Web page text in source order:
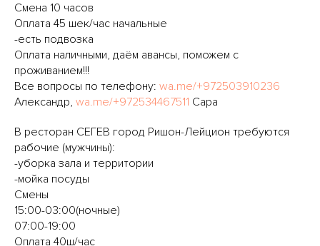
Смена 10 часов
Оплата 45 шек/час начальные
-есть подвозка
Оплата наличными, даём авансы, поможем с
проживанием!!!
Все вопросы по телефону: wa.me/+972503910236
Александр, wa.me/+972534467511 Сара
В ресторан СЕГЕВ город Ришон-Лейцион требуются
рабочие (мужчины):
-уборка зала и территории
-мойка посуды
Смены
15:00-03:00(ночные)
07:00-19:00
Оплата 40ш/час